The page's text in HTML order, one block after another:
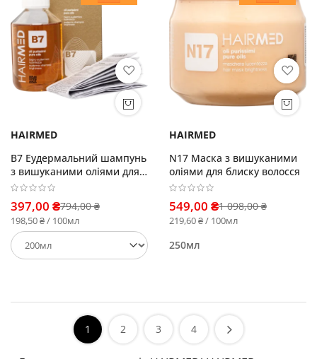
HAIRMED
B7 Еудермальний шампунь
з вишуканими оліями для
блиску волосся
397,00 ₴794,00 ₴
198,50 ₴ / 100мл
HAIRMED
N17 Маска з вишуканими
оліями для блиску волосся
549,00 ₴1 098,00 ₴
219,60 ₴ / 100мл
250мл
1 2 3 4